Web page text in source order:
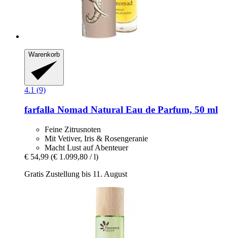
Warenkorb
4.1 (9)
farfalla Nomad Natural Eau de Parfum, 50 ml
Feine Zitrusnoten
Mit Vetiver, Iris & Rosengeranie
Macht Lust auf Abenteuer
€ 54,99 (€ 1.099,80 / l)
Gratis Zustellung bis 11. August